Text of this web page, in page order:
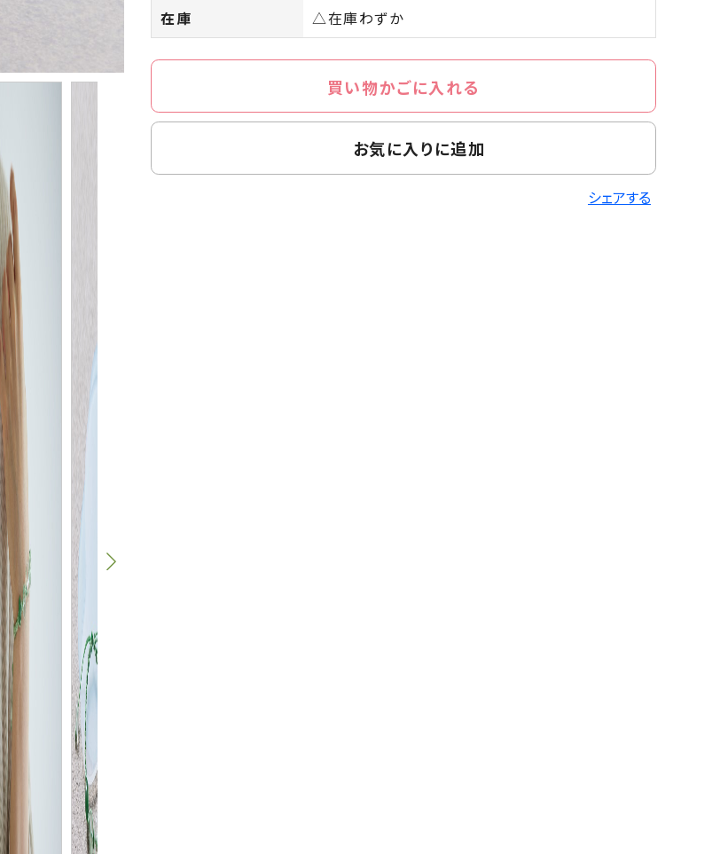
在庫
△在庫わずか
買い物かごに入れる
お気に入りに追加
シェアする